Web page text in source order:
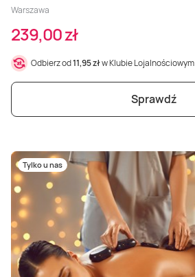
Warszawa
239,00 zł
Odbierz od11,95 złw Klubie Lojalnościowym
Sprawdź
Tylko u nas